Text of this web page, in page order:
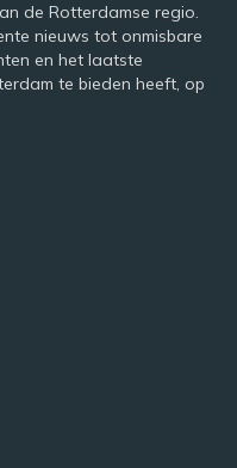
de Rotterdamse regio.
nieuws tot onmisbare
en het laatste
te bieden heeft, op